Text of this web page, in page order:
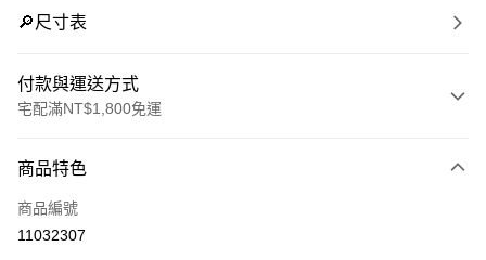
🔎尺寸表
付款與運送方式
宅配滿NT$1,800免運
信用卡一次付款
LINE Pay
商品特色
商品編號
11032307